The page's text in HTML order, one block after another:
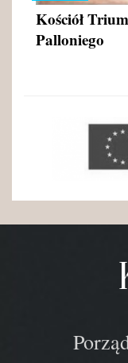
Kościół
Palloniego